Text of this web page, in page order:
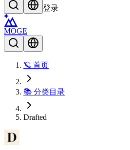
登录
MOGE
🪐 首页
📚 分类目录
Drafted